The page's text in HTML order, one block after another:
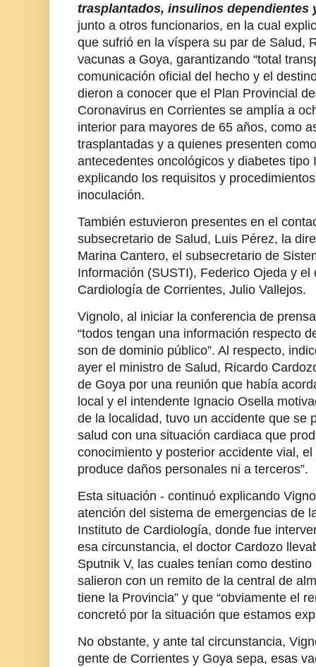
trasplantados, insulinos dependientes
junto a otros funcionarios, en la cual
que sufrió en la víspera su par de Salud,
vacunas a Goya, garantizando “total
comunicación oficial del hecho y el
dieron a conocer que el Plan Provincial
Coronavirus en Corrientes se amplía a
interior para mayores de 65 años, como
trasplantadas y a quienes presenten
antecedentes oncológicos y diabetes tipo
explicando los requisitos y
inoculación.
También estuvieron presentes en el
subsecretario de Salud, Luis Pérez, la
Marina Cantero, el subsecretario de
Información (SUSTI), Federico Ojeda y
Cardiología de Corrientes, Julio Vallejos.
Vignolo, al iniciar la conferencia de
“todos tengan una información respecto
son de dominio público”. Al respecto,
ayer el ministro de Salud, Ricardo
de Goya por una reunión que había
local y el intendente Ignacio Osella
de la localidad, tuvo un accidente que se
salud con una situación cardiaca que
conocimiento y posterior accidente vial,
produce daños personales ni a terceros”.
Esta situación - continuó explicando
atención del sistema de emergencias de
Instituto de Cardiología, donde fue
esa circunstancia, el doctor Cardozo
Sputnik V, las cuales tenían como
salieron con un remito de la central de
tiene la Provincia” y que “obviamente el
concretó por la situación que estamos
No obstante, y ante tal circunstancia,
gente de Corrientes y Goya sepa, esas